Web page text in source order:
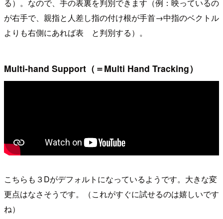
る）。なので、手の表裏を判別できます（例：映っているの
が右手で、親指と人差し指の付け根が手首→中指のベクトル
よりも右側にあれば表 と判別する）。
Multi-hand Support（＝Multi Hand Tracking）
こちらも３Dがデフォルトになっているようです。大きな変
更点はなさそうです。（これがすぐに試せるのは嬉しいです
ね）